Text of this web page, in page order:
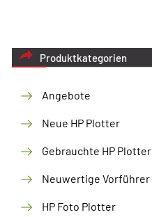
Produktkategorien
Angebote
Neue HP Plotter
Gebrauchte HP Plotter
Neuwertige Vorführer
HP Foto Plotter